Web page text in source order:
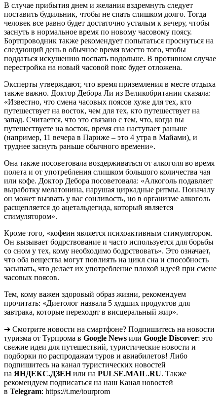
В случае прибытия днем и желания вздремнуть следует
поставить будильник, чтобы не спать слишком долго. Тогда
человек все равно будет достаточно усталым к вечеру, чтобы
заснуть в нормальное время по новому часовому поясу.
Бортпроводник также рекомендует попытаться проснуться на
следующий день в обычное время вместо того, чтобы
поддаться искушению поспать подольше. В противном случае
перестройка на новый часовой пояс будет отложена.
Эксперты утверждают, что время приземления в месте отдыха
также важно. Доктор Дебора Ли из Великобритании сказала:
«Известно, что смена часовых поясов хуже для тех, кто
путешествует на восток, чем для тех, кто путешествует на
запад. Считается, что это связано с тем, что, когда вы
путешествуете на восток, время сна наступает раньше
(например, 11 вечера в Париже – это 4 утра в Майами), и
труднее заснуть раньше обычного времени».
Она также посоветовала воздерживаться от алкоголя во время
полета и от употребления слишком большого количества чая
или кофе. Доктор Дебора посоветовала: «Алкоголь подавляет
выработку мелатонина, нарушая циркадные ритмы. Поначалу
он может вызвать у вас сонливость, но в организме алкоголь
расщепляется до ацетальдегида, который является
стимулятором».
Кроме того, «кофеин является психоактивным стимулятором.
Он вызывает бодрствование и часто используется для борьбы
со сном у тех, кому необходимо бодрствовать». Это означает,
что оба вещества могут повлиять на цикл сна и способность
засыпать, что делает их употребление плохой идеей при смене
часовых поясов.
Тем, кому важен здоровый образ жизни, рекомендуем
прочитать: «Диетолог назвала 5 худших продуктов для
завтрака, которые переходят в висцеральный жир».
➔ Смотрите новости на смартфоне? Подпишитесь на новости
туризма от Турпрома в Google News или Google Discover: это
свежие идеи для путешествий, туристические новости и
подборки по распродажам туров и авиабилетов! Либо
подпишитесь на канал туристических новостей
на ЯНДЕКС.ДЗЕНили на PULSE.MAIL.RU. Также
рекомендуем подписаться на наш Канал новостей
в Telegram: https://t.me/tourprom